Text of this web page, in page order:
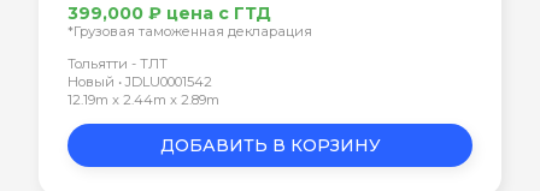
399,000 ₽ цена с ГТД
*Грузовая таможенная декларация
Тольятти - ТЛТ
Новый • JDLU0001542
12.19m x 2.44m x 2.89m
ДОБАВИТЬ В КОРЗИНУ